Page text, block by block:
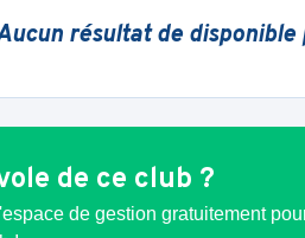
résultat de
de ce club ?
de gestion gratuitement